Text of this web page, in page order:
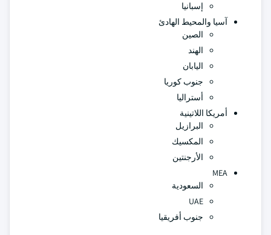
إسبانيا
آسيا والمحيط الهادئ
الصين
الهند
اليابان
جنوب كوريا
أستراليا
أمريكا اللاتينية
البرازيل
المكسيك
الأرجنتين
MEA
السعودية
UAE
جنوب أفريقيا